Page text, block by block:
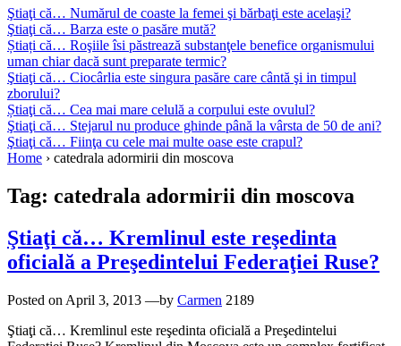
Ştiaţi că… Numărul de coaste la femei şi bărbaţi este acelaşi?
Ştiaţi că… Barza este o pasăre mută?
Știați că… Roşiile îsi păstrează substanţele benefice organismului
uman chiar dacă sunt preparate termic?
Ştiaţi că… Ciocârlia este singura pasăre care cântă şi in timpul
zborului?
Știaţi că… Cea mai mare celulă a corpului este ovulul?
Ştiaţi că… Stejarul nu produce ghinde până la vârsta de 50 de ani?
Ştiaţi că… Fiinţa cu cele mai multe oase este crapul?
Home › catedrala adormirii din moscova
Tag: catedrala adormirii din moscova
Ştiaţi că… Kremlinul este reşedinta
oficială a Preşedintelui Federaţiei Ruse?
Posted on April 3, 2013 —by Carmen 2189
Ştiaţi că… Kremlinul este reşedinta oficială a Preşedintelui